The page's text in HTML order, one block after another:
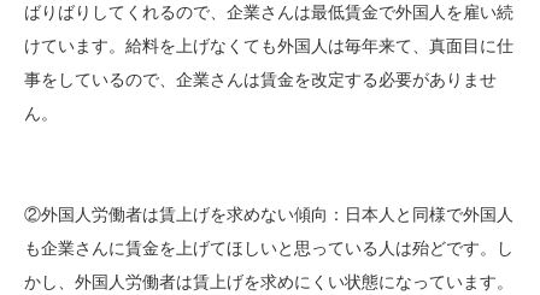
ばりばりしてくれるので、企業さんは最低賃金で外国人を雇い続
けています。給料を上げなくても外国人は毎年来て、真面目に仕
事をしているので、企業さんは賃金を改定する必要がありませ
ん。
②外国人労働者は賃上げを求めない傾向：日本人と同様で外国人
も企業さんに賃金を上げてほしいと思っている人は殆どです。し
かし、外国人労働者は賃上げを求めにくい状態になっています。